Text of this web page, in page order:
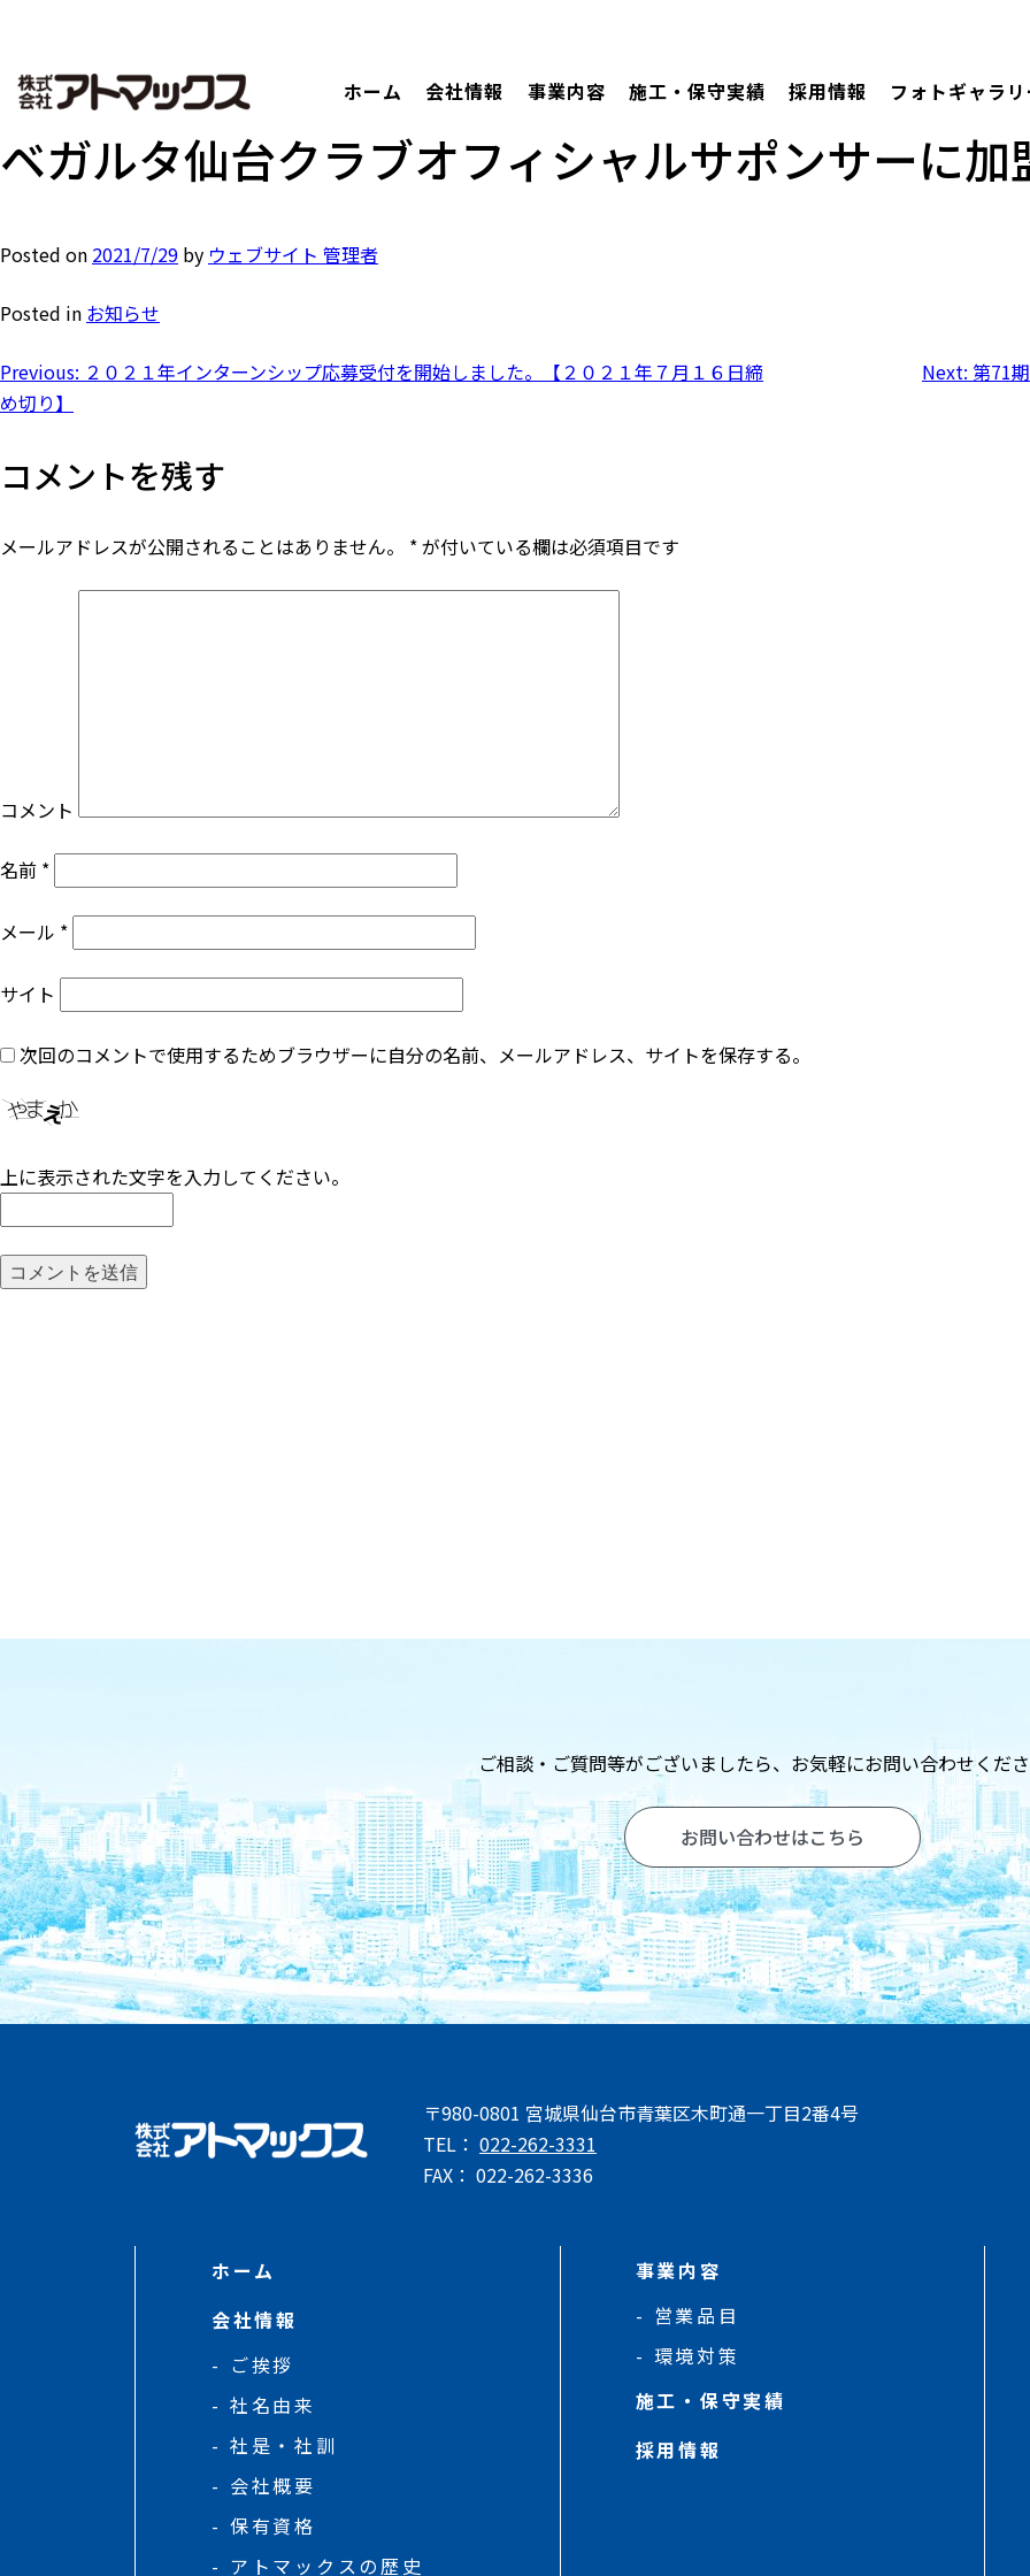
テ
に
ャ
プ
す
ホーム 会社情報 事業内容 施工・保守実績 採用情報 フォトギャラ
ベガルタ仙台クラブオフィシャルサポンサーに
Posted on 2021/7/29 by ウェブサイト 管理者
Posted in お知らせ
投
ナ
ビ
ン
Previous: ２０２１年インターンシップ応募受付を開始しました。【２０２１年７月１６日締
め切り】
Next: 第71
コメントを残す
メールアドレスが公開されることはありません。 *が付いている欄は必須項目です
コメント
名前 *
メール *
サイト
次回のコメントで使用するためブラウザーに自分の名前、メールアドレス、サイトを保存する。
上に表示された文字を入力してください。
お問い合わせ ご相談・ご質問等がございましたら、 お気軽にお問い合わせくだ
お問い合わせはこちら
〒980-0801 宮城県仙台市青葉区木町通一丁目2番4号
TEL： 022-262-3331
FAX： 022-262-3336
ホーム
会社情報
ご挨拶
社名由来
社是・社訓
会社概要
保有資格
アトマックスの歴史
事業内容
営業品目
環境対策
施工・保守実績
採用情報